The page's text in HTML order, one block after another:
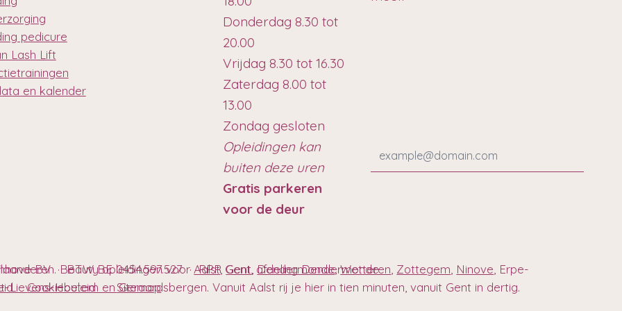
Donderdag 8.30 tot
20.00
Vrijdag 8.30 tot 16.30
Zaterdag 8.00 tot
13.00
Zondag gesloten
Opleidingen kan
buiten deze uren
Gratis parkeren
voor de deur
pedicure
Lash Lift
en kalender
BV · BTW BE 0454.597.527 · RPR Gent, afdeling Dendermonde
CookiebeleidSitemap
Beauty opleidingen voorAalst,Gent ,Dendermonde,Wetteren Zottegem Ninove , Erpe-
Lievens-Houtem en Geraardsbergen. Vanuit Aalst rij je hier in tien minuten, vanuit Gent in dertig.